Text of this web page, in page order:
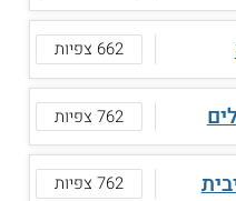
662 צפיות
762 צפיות
762 צפיות